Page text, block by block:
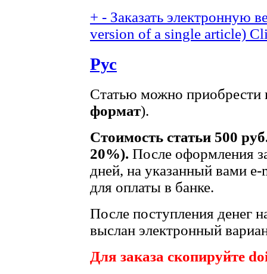
+ - Заказать электронную
version of a single article)
Рус
Статью можно приобрести
формат).
Стоимость статьи 500
20%). После оформления
дней, на указанный вами
для оплаты в банке.
После поступления денег
выслан электронный
Для заказа скопируйте